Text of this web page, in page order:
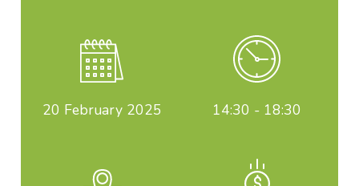
20 February 2025 14:30 - 18:30